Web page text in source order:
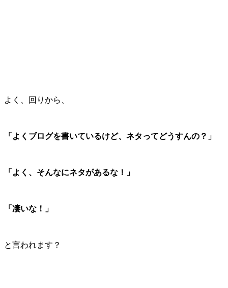
よく、回りから、
「よくブログを書いているけど、ネタってどうすんの？」
「よく、そんなにネタがあるな！」
「凄いな！」
と言われます？